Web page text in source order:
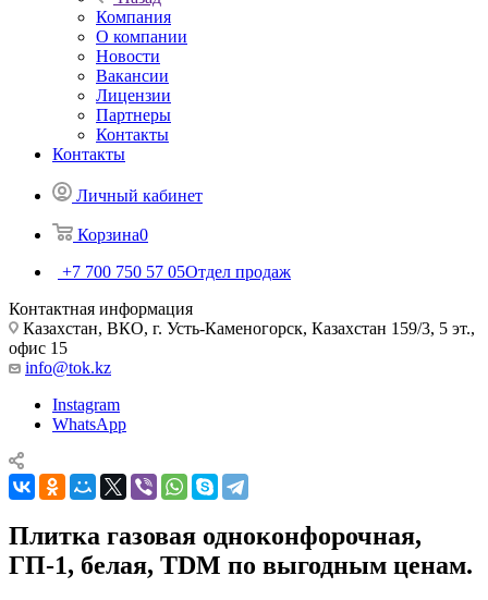
Компания
О компании
Новости
Вакансии
Лицензии
Партнеры
Контакты
Контакты
Личный кабинет
Корзина0
+7 700 750 57 05Отдел продаж
Контактная информация
Казахстан, ВКО, г. Усть-Каменогорск, Казахстан 159/3, 5 эт.,
офис 15
info@tok.kz
Instagram
WhatsApp
Плитка газовая одноконфорочная,
ГП-1, белая, TDM по выгодным ценам.